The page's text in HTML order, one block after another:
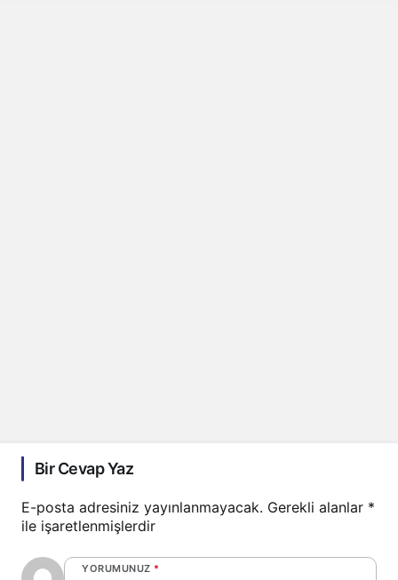
Bir Cevap Yaz
E-posta adresiniz yayınlanmayacak. Gerekli alanlar *
ile işaretlenmişlerdir
YORUMUNUZ *